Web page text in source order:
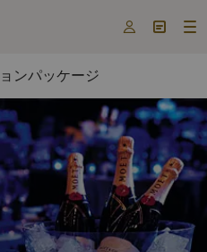
  
ンパッケージ